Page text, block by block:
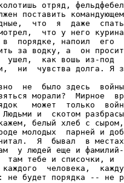
отряд,
поставить
что  я  даже
что у него
порядке, напоил  его
за водку, а  он
как вошь из-под
ни  чувства долга. Я
не  было здесь
морали?  Мирное
может  только
и  скотом
белый хлеб с
молодых  парней и
Я  бывал  в
у людей еще и
тебе и списочки, и
человека,
не будет порядка -- не